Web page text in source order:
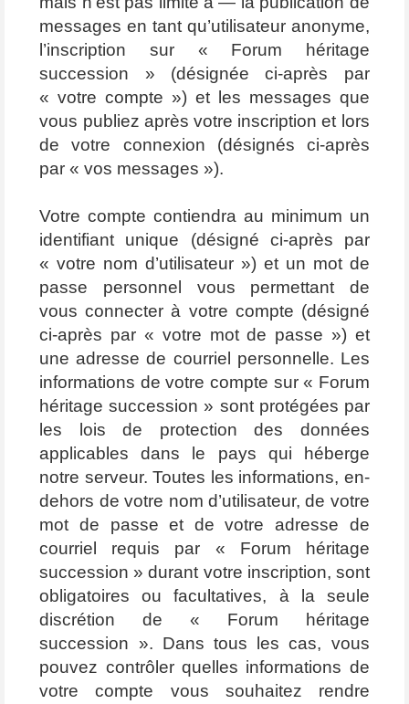
messages en tant qu’utilisateur anonyme,
l’inscription sur « Forum héritage
succession » (désignée ci-après par
« votre compte ») et les messages que
vous publiez après votre inscription et lors
de votre connexion (désignés ci-après
par « vos messages »).
Votre compte contiendra au minimum un
identifiant unique (désigné ci-après par
« votre nom d’utilisateur ») et un mot de
passe personnel vous permettant de
vous connecter à votre compte (désigné
ci-après par « votre mot de passe ») et
une adresse de courriel personnelle. Les
informations de votre compte sur « Forum
héritage succession » sont protégées par
les lois de protection des données
applicables dans le pays qui héberge
notre serveur. Toutes les informations, en-
dehors de votre nom d’utilisateur, de votre
mot de passe et de votre adresse de
courriel requis par « Forum héritage
succession » durant votre inscription, sont
obligatoires ou facultatives, à la seule
discrétion de « Forum héritage
succession ». Dans tous les cas, vous
pouvez contrôler quelles informations de
votre compte vous souhaitez rendre